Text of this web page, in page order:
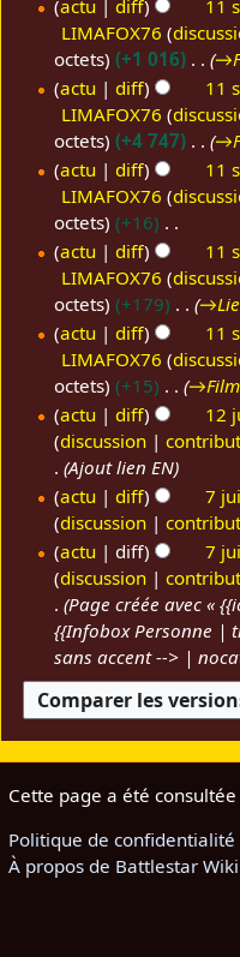
i
a
t
o
n
d
f
i
a
t
o
n
s
m
o
d
f
i
a
t
o
n
é
s
m
o
d
f
i
a
t
o
n
s
b
actu
diff
11
LIMAFOX76
octets
+1 016 →
actu
diff
11
LIMAFOX76
octets
+4 747 →
actu
diff
11
LIMAFOX76
octets
+16
A
u
c
u
n
r
é
s
u
m
é
d
e
s
m
o
d
i
f
a
o
actu diff
11
LIMAFOX76
octets
+179 →
actu
diff
11
LIMAFOX76
octets
+15 →
9
actu diff 12
discussion
Ajout lien EN
0
1
7
actu diff 7
discussion
A
u
u
n
r
é
u
é
d
e
actu diff 7
discussion
Page créée avec «
{{Infobox Personne |
sans accent --> |
Cette page a été
Politique de confidentialité
À propos de Battlestar Wiki